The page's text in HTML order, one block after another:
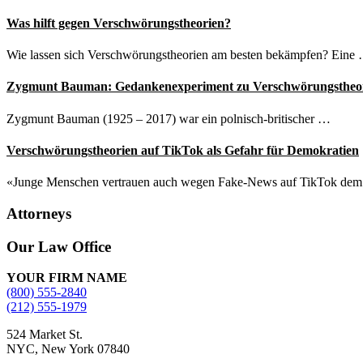
Was hilft gegen Verschwörungstheorien?
Wie lassen sich Verschwörungstheorien am besten bekämpfen? Eine
Zygmunt Bauman: Gedankenexperiment zu
Zygmunt Bauman (1925 – 2017) war ein polnisch-britischer …
Verschwörungstheorien auf TikTok als Gefahr für Demokratien
«Junge Menschen vertrauen auch wegen Fake-News auf TikTok
Attorneys
Site
Footer
Our Law Office
YOUR FIRM NAME
(800) 555-2840
(212) 555-1979
524 Market St.
NYC, New York 07840